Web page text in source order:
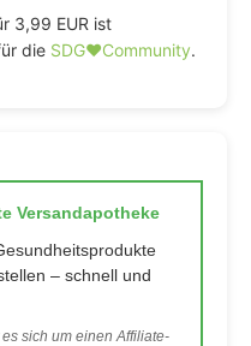
3,99 EUR ist
die SDG♥️Community.
Versandapotheke
– schnell und
sich um einen Affiliate-